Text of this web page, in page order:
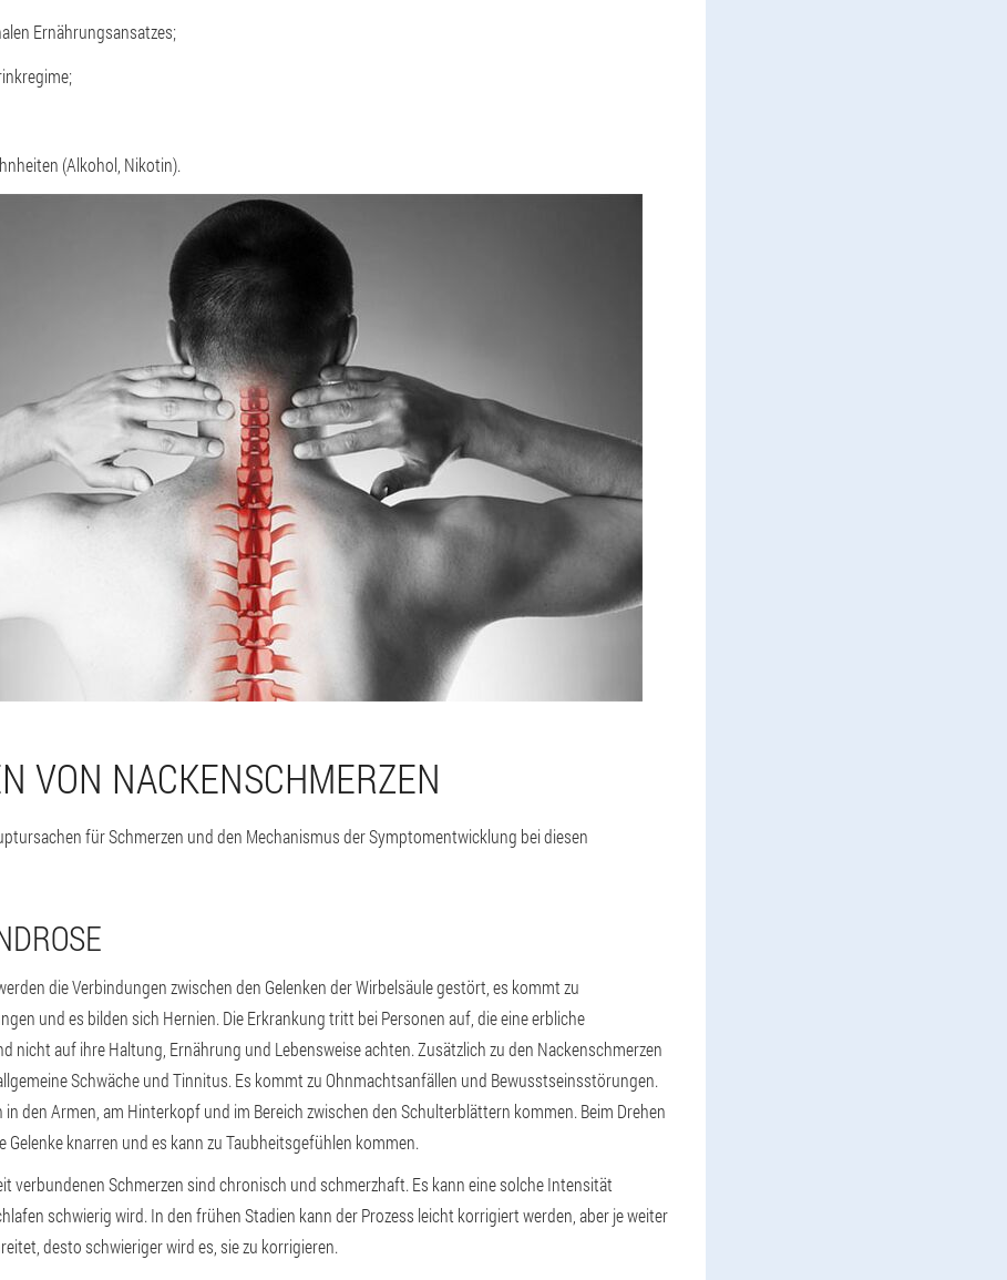
Ernährungsansatzes;
(Alkohol, Nikotin).
VON NACKENSCHMERZEN
für Schmerzen und den Mechanismus der Symptomentwicklung bei diesen
die Verbindungen zwischen den Gelenken der Wirbelsäule gestört, es kommt zu
und es bilden sich Hernien. Die Erkrankung tritt bei Personen auf, die eine erbliche
nicht auf ihre Haltung, Ernährung und Lebensweise achten. Zusätzlich zu den Nackenschmerzen
Schwäche und Tinnitus. Es kommt zu Ohnmachtsanfällen und Bewusstseinsstörungen.
in den Armen, am Hinterkopf und im Bereich zwischen den Schulterblättern kommen. Beim Drehen
Gelenke knarren und es kann zu Taubheitsgefühlen kommen.
verbundenen Schmerzen sind chronisch und schmerzhaft. Es kann eine solche Intensität
schwierig wird. In den frühen Stadien kann der Prozess leicht korrigiert werden, aber je weiter
desto schwieriger wird es, sie zu korrigieren.